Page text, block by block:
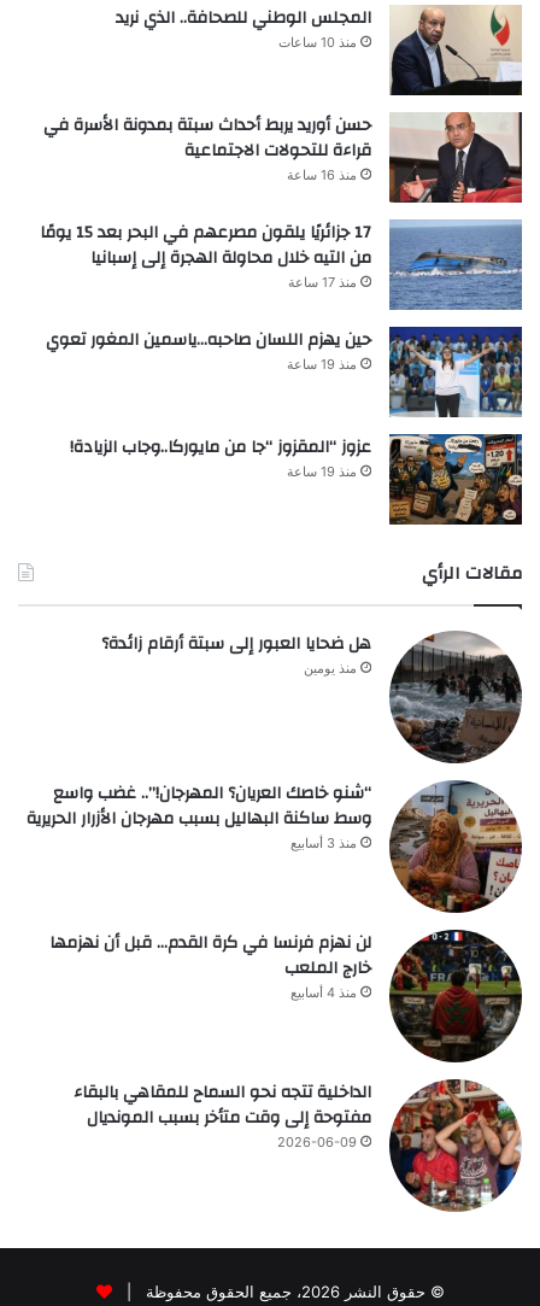
المجلس الوطني للصحافة.. الذي نريد
منذ 10 ساعات
حسن أوريد يربط أحداث سبتة بمدونة الأسرة في
قراءة للتحولات الاجتماعية
منذ 16 ساعة
17 جزائريًا يلقون مصرعهم في البحر بعد 15 يومًا
من التيه خلال محاولة الهجرة إلى إسبانيا
منذ 17 ساعة
حين يهزم اللسان صاحبه…ياسمين المغور تعوي
منذ 19 ساعة
عزوز “المقزوز “جا من مايوركا..وجاب الزيادة!
منذ 19 ساعة
مقالات الرأي
هل ضحايا العبور إلى سبتة أرقام زائدة؟
منذ يومين
“شنو خاصك العريان؟ المهرجان!”.. غضب واسع
وسط ساكنة البهاليل بسبب مهرجان الأزرار الحريرية
منذ 3 أسابيع
لن نهزم فرنسا في كرة القدم… قبل أن نهزمها
خارج الملعب
منذ 4 أسابيع
الداخلية تتجه نحو السماح للمقاهي بالبقاء
مفتوحة إلى وقت متأخر بسبب المونديال
2026-06-09
© حقوق النشر 2026، جميع الحقوق محفوظة |